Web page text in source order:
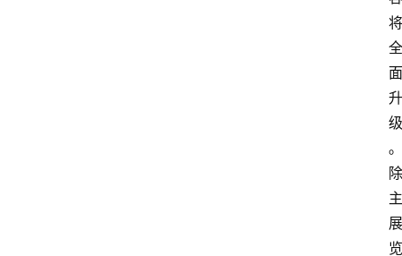
将
全
面
升
级
。
除
主
展
览